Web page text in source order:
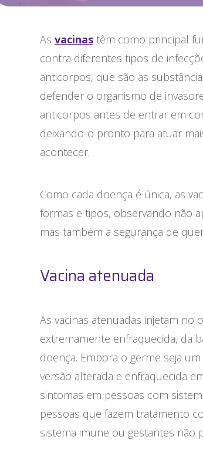
As vacinas têm como principal
contra diferentes tipos de
anticorpos, que são as
defender o organismo de
anticorpos antes de entrar em
deixando-o pronto para atuar
acontecer.
Como cada doença é única, as
formas e tipos, observando não
mas também a segurança de
Vacina atenuada
As vacinas atenuadas injetam no
extremamente enfraquecida, da
doença. Embora o germe seja
versão alterada e enfraquecida
sintomas em pessoas com
pessoas que fazem tratamento
sistema imune ou gestantes não